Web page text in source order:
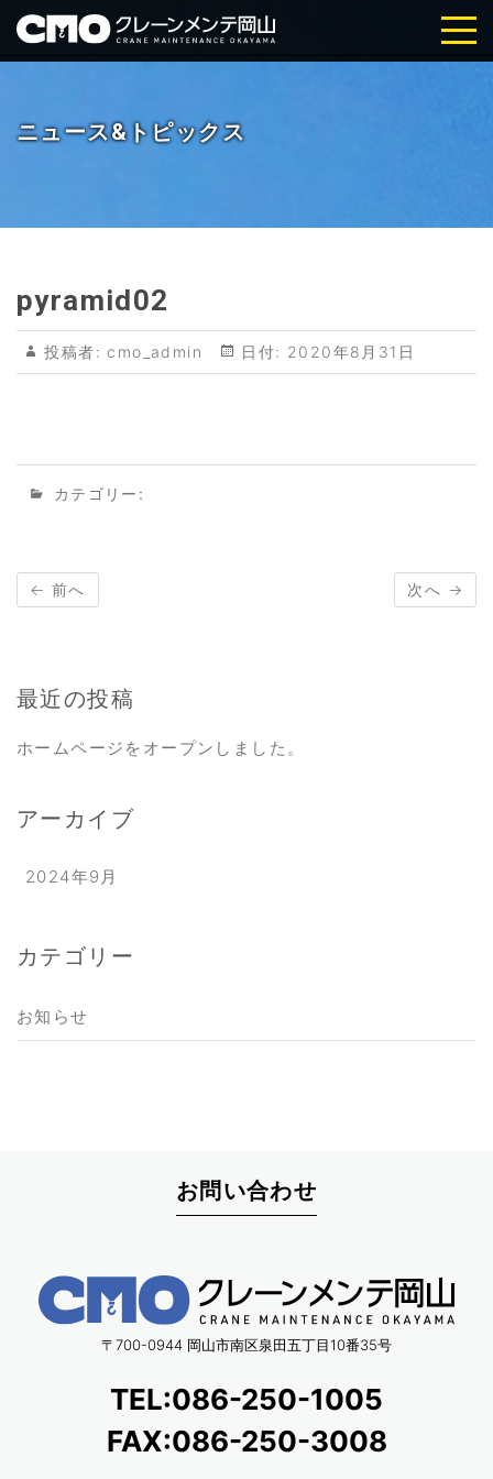
山・倉敷の天井クレーン点検・メ
ニュース&トピックス
pyramid02
投稿者: cmo_admin 日付: 2020年8月31日
カテゴリー:
← 前へ 次へ →
最近の投稿
ホームページをオープンしました。
アーカイブ
2024年9月
カテゴリー
お知らせ
お問い合わせ
〒700-0944 岡山市南区泉田五丁目10番35号
TEL:086-250-1005
FAX:086-250-3008